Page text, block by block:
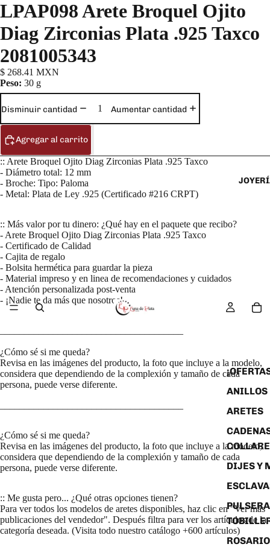
ANILLOS
ARETES
DIJES Y
LPAP098 Arete Broquel Ojito
Diag Zirconias Plata .925 Taxco
2081005343
$ 268.41 MXN
Peso: 30 g
Disminuir cantidad Aumentar cantidad
Agregar al carrito
:: Arete Broquel Ojito Diag Zirconias Plata .925 Taxco
- Diámetro total: 12 mm
- Broche: Tipo: Paloma
- Metal: Plata de Ley .925 (Certificado #216 CRPT)
:: Más valor por tu dinero: ¿Qué hay en el paquete que recibo?
- Arete Broquel Ojito Diag Zirconias Plata .925 Taxco
- Certificado de Calidad
- Cajita de regalo
- Bolsita hermética para guardar la pieza
- Material impreso y en linea de recomendaciones y cuidados
- Atención personalizada post-venta
- ¡Nadie te da más que nosotros!
¿Cómo sé si me queda?
Revisa en las imágenes del producto, la foto que incluye a la modelo,
considera que dependiendo de la complexión y tamaño de cada
persona, puede verse diferente.
¿Cómo sé si me queda?
Revisa en las imágenes del producto, la foto que incluye a la modelo,
considera que dependiendo de la complexión y tamaño de cada
persona, puede verse diferente.
:: Me gusta pero... ¿Qué otras opciones tienen?
Para ver todos los modelos de aretes disponibles, haz clic en "Ver más
publicaciones del vendedor". Después filtra para ver los artículos de la
categoría deseada. (Visita todo nuestro catálogo +600 artículos)